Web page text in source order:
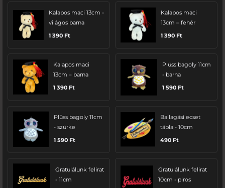
Kalapos maci 13cm -
világos barna
1 390 Ft
Kalapos maci
13cm – fehér
1 390 Ft
Kalapos maci
13cm – barna
1 390 Ft
Plüss bagoly 11cm
- barna
1 590 Ft
Plüss bagoly 11cm
- szürke
1 590 Ft
Ballagási ecset
tábla - 10cm
490 Ft
Gratulálunk felirat
- 11cm
Gratulálunk felirat
10cm - piros